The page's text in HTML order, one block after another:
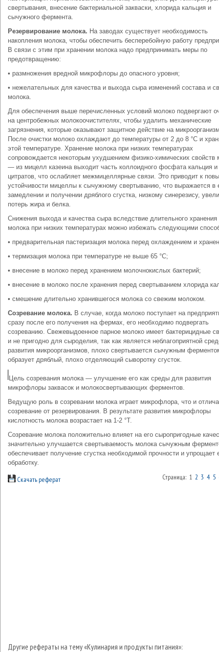
свертывания, внесение бактериальной закваски, хлорида кальция и
сычужного фермента.
Резервирование молока. На заводах существует необходимость
накопления молока, чтобы обеспечить бесперебойную работу
В связи с этим при хранении молока надо предпринимать меры по
предотвращению:
• размножения вредной микрофлоры до опасного уровня;
• нежелательных для качества и выхода сыра изменений состава и
молока.
Для обеспечения выше перечисленных условий молоко подвергают
на центробежных молокоочистителях, чтобы удалить механические
загрязнения, которые оказывают защитное действие на
После очистки молоко охлаждают до температуры от 2 до 8 °С и
этой температуре. Хранение молока при низких температурах
сопровождается некоторым ухудшением физико-химических свойств
— из мицелл казеина выходит часть коллоидного фосфата кальция и
цитратов, что ослабляет межмицеллярные связи. Это приводит к
устойчивости мицеллы к сычужному свертыванию, что выражается в
замедлении и получении дряблого сгустка, низкому синерезису,
потерь жира и белка.
Снижения выхода и качества сыра вследствие длительного хранения
молока при низких температурах можно избежать следующими
• предварительная пастеризация молока перед охлаждением и
• термизация молока при температуре не выше 65 °С;
• внесение в молоко перед хранением молочнокислых бактерий;
• внесение в молоко после хранения перед свертыванием хлорида
• смешение длительно хранившегося молока со свежим молоком.
Созревание молока. В случае, когда молоко поступает на
сразу после его получения на фермах, его необходимо подвергать
созреванию. Свежевыдоенное парное молоко имеет бактерицидные
и не пригодно для сыроделия, так как является неблагоприятной
развития микроорганизмов, плохо свертывается сычужным
образует дряблый, плохо отделяющий сыворотку сгусток.
Цель созревания молока — улучшение его как среды для развития
микрофлоры заквасок и молокосвертывающих ферментов.
Ведущую роль в созревании молока играет микрофлора, что и
созревание от резервирования. В результате развития микрофлоры
кислотность молока возрастает на 1-2 °Т.
Созревание молока положительно влияет на его сыропригодные
значительно улучшается свертываемость молока сычужным
обеспечивает получение сгустка необходимой прочности и упрощает
обработку.
Скачать реферат Страница: 1 2 3 4 5
Другие рефераты на тему «Кулинария и продукты питания»: